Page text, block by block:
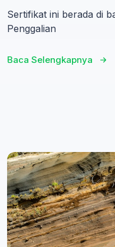
Sertifikat ini berada di
Penggalian
Baca Selengkapnya